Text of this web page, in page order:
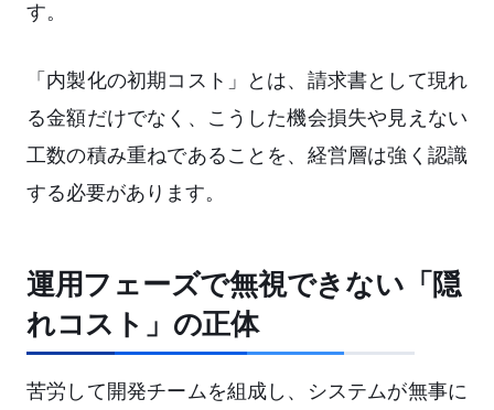
す。
「内製化の初期コスト」とは、請求書として現れ
る金額だけでなく、こうした機会損失や見えない
工数の積み重ねであることを、経営層は強く認識
する必要があります。
運用フェーズで無視できない「隠
れコスト」の正体
苦労して開発チームを組成し、システムが無事に